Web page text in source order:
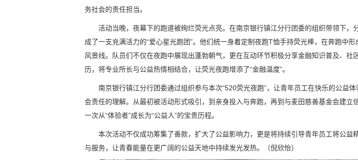
务社会的责任担当。
活动当晚，夜幕下的跑道被绚烂荧光点亮。在南京银行镇江分行团委的组织带领下，
成了一支充满活力的“爱心星光跑团”。他们统一身着定制夜跑T恤手持荧光棒，在奔跑中形
风景线。队员们不仅在夜跑中展现出蓬勃朝气，更在互动环节积极分享金融知识普及、社
历，将专业所长与公益热情相结合，让荧光夜跑增添了“金融温度”。
南京银行镇江分行团委通过组织参与本次“520荧光夜跑”，让青年员工在快乐的公益
会责任的理解。从最初被活动形式吸引，到亲身投入与奔跑，再到与麦田慈善基金会建立
一次从“体验者”成长为“公益人”的宝贵历程。
本次活动不仅成功筹集了善款，扩大了公益影响力，更是将持续引导青年员工将公益
与服务，让青春能量在更广阔的公益天地中持续发光发热。（倪欣怡）